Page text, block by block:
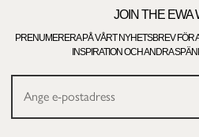
JOIN THE EWA
PRENUMERERA PÅ VÅRT NYHETSBREV FÖR
INSPIRATION OCH ANDRA